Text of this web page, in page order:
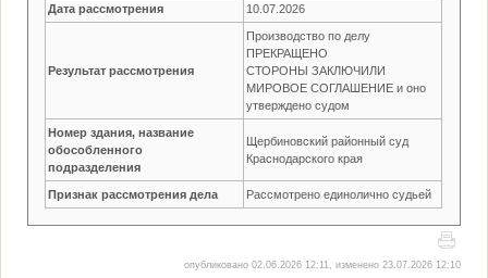
Дата рассмотрения 10.07.2026
Результат рассмотрения
Производство по делу
ПРЕКРАЩЕНО
СТОРОНЫ ЗАКЛЮЧИЛИ
МИРОВОЕ СОГЛАШЕНИЕ и оно
утверждено судом
Номер здания, название
обособленного
подразделения
Щербиновский районный суд
Краснодарского края
Признак рассмотрения дела Рассмотрено единолично судьей
опубликовано 02.06.2026 12:11, изменено 23.07.2026 12:10